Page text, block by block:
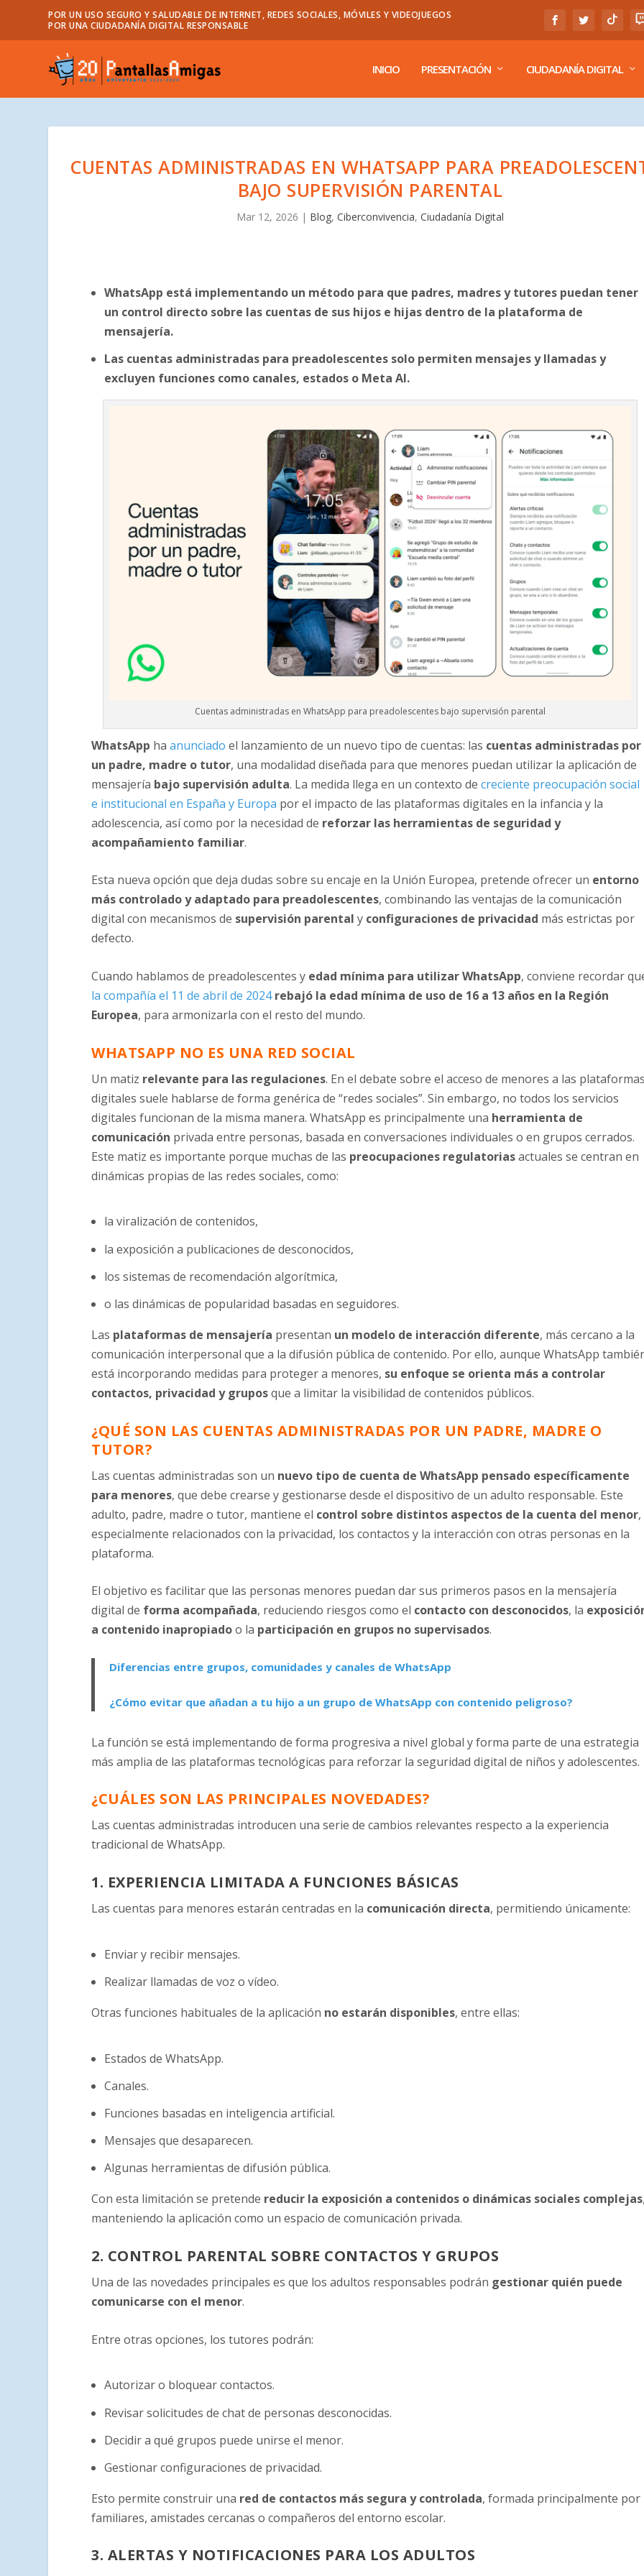
POR UN USO SEGURO Y SALUDABLE DE INTERNET, REDES SOCIALES, MÓVILES Y VIDEOJUEGOS
POR UNA CIUDADANÍA DIGITAL RESPONSABLE
INICIO PRESENTACIÓN CIUDADANÍA DIGITAL
CUENTAS ADMINISTRADAS EN WHATSAPP PARA
BAJO SUPERVISIÓN PARENTAL
Mar 12, 2026 | Blog, Ciberconvivencia, Ciudadanía Digital
WhatsApp está implementando un método para que padres, madres y tutores puedan tener
un control directo sobre las cuentas de sus hijos e hijas dentro de la plataforma de
mensajería.
Las cuentas administradas para preadolescentes solo permiten mensajes y llamadas y
excluyen funciones como canales, estados o Meta AI.
Cuentas administradas en WhatsApp para preadolescentes bajo supervisión parental
WhatsApp haanunciado el lanzamiento de un nuevo tipo de cuentas: las cuentas administradas por
un padre, madre o tutor, una modalidad diseñada para que menores puedan utilizar la aplicación de
mensajería bajo supervisión adulta. La medida llega en un contexto decreciente preocupación social
e institucional en España y Europa por el impacto de las plataformas digitales en la infancia y la
adolescencia, así como por la necesidad de reforzar las herramientas de seguridad y
acompañamiento familiar.
Esta nueva opción que deja dudas sobre su encaje en la Unión Europea, pretende ofrecer un entorno
más controlado y adaptado para preadolescentes, combinando las ventajas de la comunicación
digital con mecanismos de supervisión parental y configuraciones de privacidad más estrictas por
defecto.
Cuando hablamos de preadolescentes y edad mínima para utilizar WhatsApp, conviene recordar
la compañía el 11 de abril de 2024 rebajó la edad mínima de uso de 16 a 13 años en la Región
Europea, para armonizarla con el resto del mundo.
WHATSAPP NO ES UNA RED SOCIAL
Un matiz relevante para las regulaciones. En el debate sobre el acceso de menores a las
digitales suele hablarse de forma genérica de “redes sociales”. Sin embargo, no todos los servicios
digitales funcionan de la misma manera. WhatsApp es principalmente una herramienta de
comunicación privada entre personas, basada en conversaciones individuales o en grupos cerrados.
Este matiz es importante porque muchas de las preocupaciones regulatoriasactuales se centran en
dinámicas propias de las redes sociales, como:
la viralización de contenidos,
la exposición a publicaciones de desconocidos,
los sistemas de recomendación algorítmica,
o las dinámicas de popularidad basadas en seguidores.
Las plataformas de mensajería presentan un modelo de interacción diferente, más cercano a la
comunicación interpersonal que a la difusión pública de contenido. Por ello, aunque WhatsApp
está incorporando medidas para proteger a menores, su enfoque se orienta más a controlar
contactos, privacidad y gruposque a limitar la visibilidad de contenidos públicos.
¿QUÉ SON LAS CUENTAS ADMINISTRADAS POR UN PADRE, MADRE O
TUTOR?
Las cuentas administradas son un nuevo tipo de cuenta de WhatsApp pensado específicamente
para menores, que debe crearse y gestionarse desde el dispositivo de un adulto responsable. Este
adulto, padre, madre o tutor, mantiene el control sobre distintos aspectos de la cuenta del menor,
especialmente relacionados con la privacidad, los contactos y la interacción con otras personas en la
plataforma.
El objetivo es facilitar que las personas menores puedan dar sus primeros pasos en la mensajería
digital de forma acompañada, reduciendo riesgos como el contacto con desconocidos, la
a contenido inapropiadoo la participación en grupos no supervisados.
Diferencias entre grupos, comunidades y canales de WhatsApp
¿Cómo evitar que añadan a tu hijo a un grupo de WhatsApp con contenido peligroso?
La función se está implementando de forma progresiva a nivel global y forma parte de una estrategia
más amplia de las plataformas tecnológicas para reforzar la seguridad digital de niños y adolescentes.
¿CUÁLES SON LAS PRINCIPALES NOVEDADES?
Las cuentas administradas introducen una serie de cambios relevantes respecto a la experiencia
tradicional de WhatsApp.
1. EXPERIENCIA LIMITADA A FUNCIONES BÁSICAS
Las cuentas para menores estarán centradas en la comunicación directa, permitiendo únicamente:
Enviar y recibir mensajes.
Realizar llamadas de voz o vídeo.
Otras funciones habituales de la aplicación no estarán disponibles, entre ellas:
Estados de WhatsApp.
Canales.
Funciones basadas en inteligencia artificial.
Mensajes que desaparecen.
Algunas herramientas de difusión pública.
Con esta limitación se pretende reducir la exposición a contenidos o dinámicas sociales complejas
manteniendo la aplicación como un espacio de comunicación privada.
2. CONTROL PARENTAL SOBRE CONTACTOS Y GRUPOS
Una de las novedades principales es que los adultos responsables podrán gestionar quién puede
comunicarse con el menor.
Entre otras opciones, los tutores podrán:
Autorizar o bloquear contactos.
Revisar solicitudes de chat de personas desconocidas.
Decidir a qué grupos puede unirse el menor.
Gestionar configuraciones de privacidad.
Esto permite construir una red de contactos más segura y controlada, formada principalmente por
familiares, amistades cercanas o compañeros del entorno escolar.
3. ALERTAS Y NOTIFICACIONES PARA LOS ADULTOS